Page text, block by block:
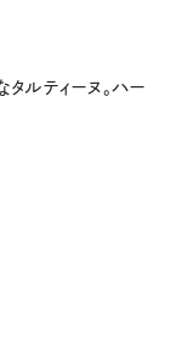
ルティーヌ。ハー